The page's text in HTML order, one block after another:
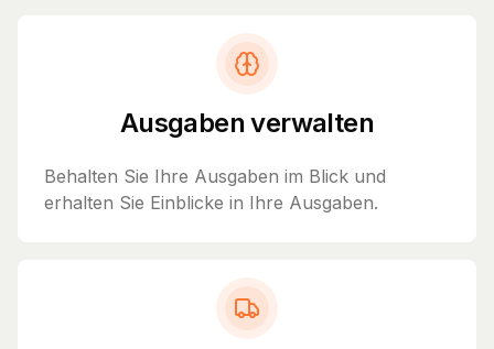
Ausgaben verwalten
Behalten Sie Ihre Ausgaben im Blick und
erhalten Sie Einblicke in Ihre Ausgaben.